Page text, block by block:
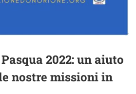
2022: un aiuto
nostre missioni in